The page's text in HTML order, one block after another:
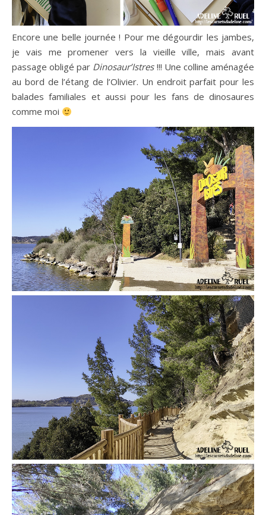
Encore une belle journée ! Pour me dégourdir les jambes,
je vais me promener vers la vieille ville, mais avant
passage obligé par Dinosaur’Istres!!! Une colline aménagée
au bord de l’étang de l’Olivier. Un endroit parfait pour les
balades familiales et aussi pour les fans de dinosaures
comme moi